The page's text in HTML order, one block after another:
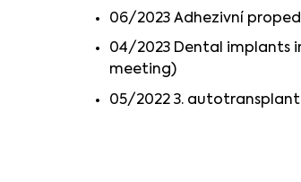
06/2023 Adhezivní
04/2023 Dental implants
meeting)
05/2022 3.